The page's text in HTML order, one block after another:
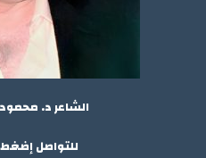
الشاعر د.
للتواصل